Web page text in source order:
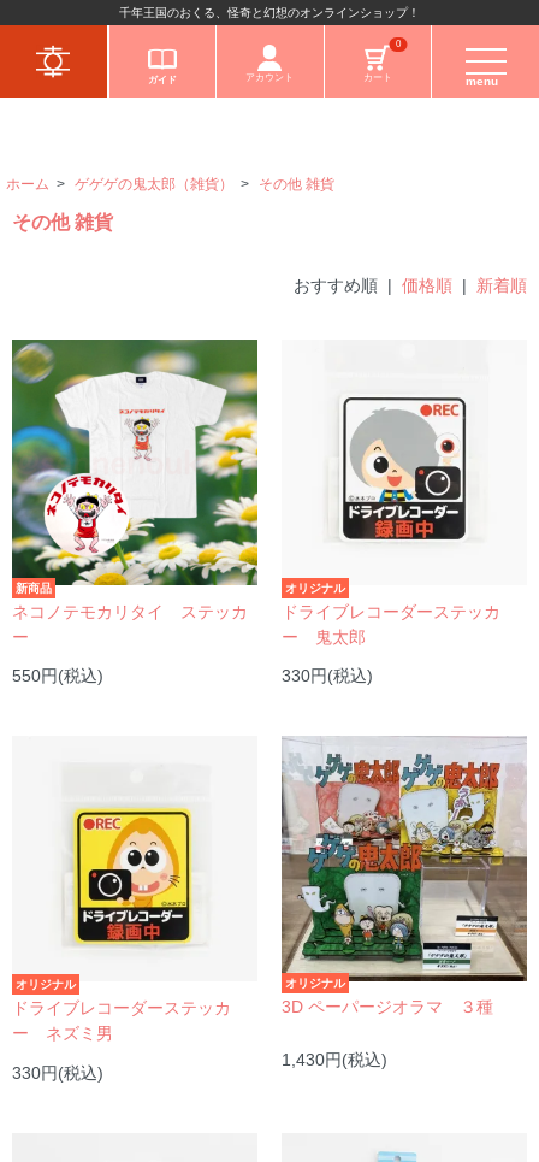
キャラクターか
千年王国のおくる、怪奇と幻想のオンラインショップ！
ガイド アカウント
0
カート menu
ホーム > ゲゲゲの鬼太郎（雑貨） > その他 雑貨
その他 雑貨
おすすめ順 | 価格順 | 新着順
新商品
ネコノテモカリタイ ステッカ
ー
550円(税込)
オリジナル
ドライブレコーダーステッカ
ー 鬼太郎
330円(税込)
オリジナル
ドライブレコーダーステッカ
ー ネズミ男
330円(税込)
オリジナル
3D ペーパージオラマ ３種
1,430円(税込)